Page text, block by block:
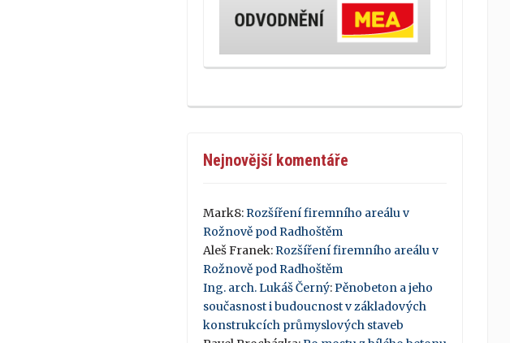
Nejnovější komentáře
Mark8:Rozšíření firemního areálu v
Rožnově pod Radhoštěm
Aleš Franek:Rozšíření firemního areálu v
Rožnově pod Radhoštěm
Ing. arch. Lukáš Černý:Pěnobeton a jeho
současnost i budoucnost v základových
konstrukcích průmyslových staveb